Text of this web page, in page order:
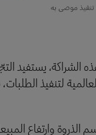
موصى به
الذروة وارتفاع